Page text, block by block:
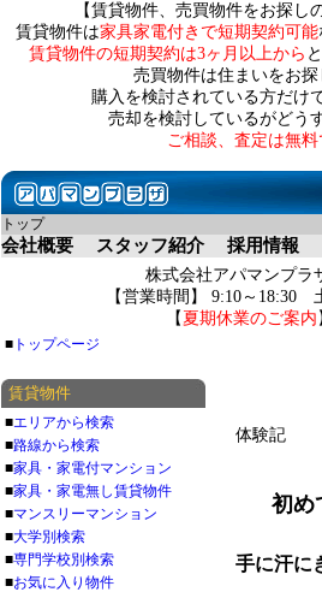
【賃貸物件、売買物件をお探し
賃貸物件は家具家電付きで短期契約可能
賃貸物件の短期契約は3ヶ月以上から
売買物件は住まいをお
購入を検討されている方だけ
売却を検討しているがどう
ご相談、査定は無
トップ
会社概要 スタッフ紹介 採用情報
株式会社アパマンプラ
【営業時間】 9:10～18:30
【 夏期休業のご案内
体験記
初め
手に汗に
■ トップページ
賃貸物件
■エリアから検索
■路線から検索
■家具・家電付マンション
■家具・家電無し賃貸物件
■マンスリーマンション
■大学別検索
■専門学校別検索
■お気に入り物件